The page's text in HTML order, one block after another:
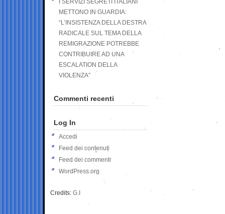
I SERVIZI SEGRETI ITALIANI
METTONO IN GUARDIA:
“L’INSISTENZA DELLA DESTRA
RADICALE SUL TEMA DELLA
REMIGRAZIONE POTREBBE
CONTRIBUIRE AD UNA
ESCALATION DELLA
VIOLENZA”
Commenti recenti
Log In
Accedi
Feed dei contenuti
Feed dei commenti
WordPress.org
Credits: G.I